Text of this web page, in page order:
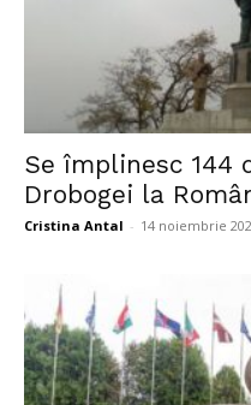
Se împlinesc 144
Drobogei la
Cristina Antal - 14 noiembrie